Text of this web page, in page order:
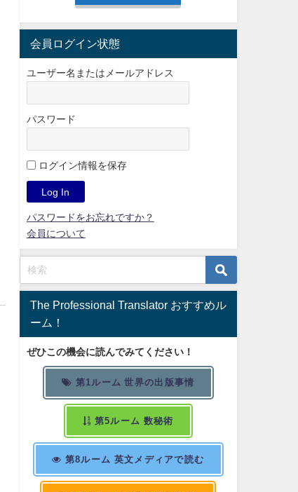
会員ログイン状態
ユーザー名またはメールアドレス
パスワード
ログイン情報を保存
パスワードをお忘れですか？
会員について
The Professional Translator おすすめル
ーム！
ぜひこの機会に読んでみてください！
第1ルーム 世界の出版事情
第5ルーム 数秘術
第8ルーム 英文メディアで読む